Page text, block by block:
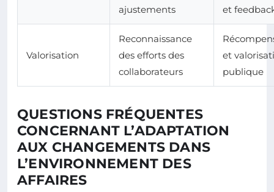
ajustements
et
Valorisation
Reconnaissance
des efforts des
collaborateurs
et
publique
QUESTIONS FRÉQUENTES
CONCERNANT L’ADAPTATION
AUX CHANGEMENTS DANS
L’ENVIRONNEMENT DES
AFFAIRES